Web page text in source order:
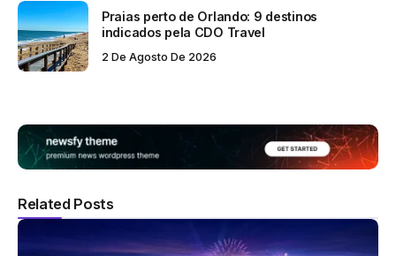
Praias perto de Orlando: 9 destinos
indicados pela CDO Travel
2 De Agosto De 2026
Related Posts